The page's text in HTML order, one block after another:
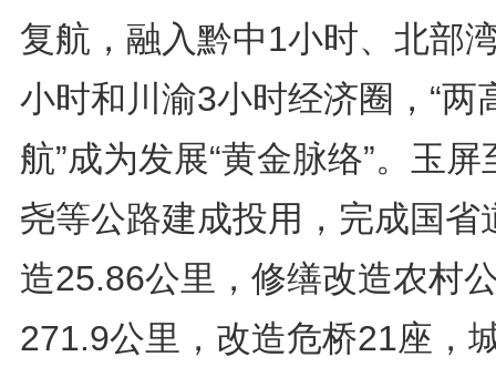
复航，融入黔中1小时、北部
小时和川渝3小时经济圈，“两
航”成为发展“黄金脉络”。玉屏
尧等公路建成投用，完成国省
造25.86公里，修缮改造农村
271.9公里，改造危桥21座，